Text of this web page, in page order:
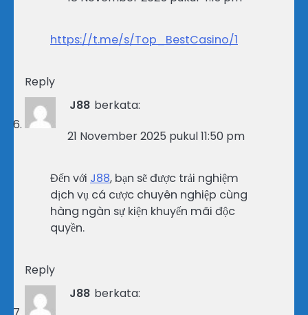
https://t.me/s/Top_BestCasino/1
Reply
J88 berkata:
21 November 2025 pukul 11:50 pm
Đến với J88, bạn sẽ được trải nghiệm
dịch vụ cá cược chuyên nghiệp cùng
hàng ngàn sự kiện khuyến mãi độc
quyền.
Reply
J88 berkata: